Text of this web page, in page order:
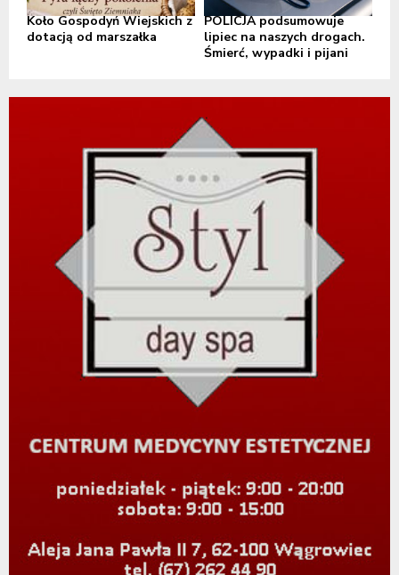
Koło Gospodyń Wiejskich z
dotacją od marszałka
POLICJA podsumowuje
lipiec na naszych drogach.
Śmierć, wypadki i pijani